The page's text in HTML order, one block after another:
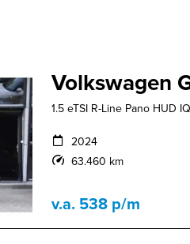
Volkswagen
1.5 eTSI R-Line Pano HUD
2024
63.460 km
v.a. 538 p/m